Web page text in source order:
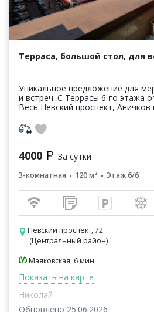
Терраса, большой стол, для
Уникальное предложение для
и встреч. С Террасы 6-го этажа открывается вид на
Весь Невский проспект,
4000 За сутки
3-комнатная 120 м² Этаж 6/6
Невский проспект, 72
(Центральный район)
Маяковская, 6 мин.
Показать на карте
Николай
Обновлено 25.06.2026